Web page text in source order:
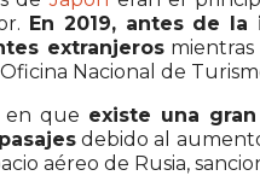
En 2019, antes de la
extranjerosmientras
Nacional de
en que existe una
debido al
aéreo de Rusia,